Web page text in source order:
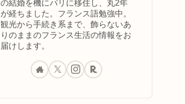
の結婚を機にパリに移住し、丸2年
が経ちました。フランス語勉強中。
観光から手続き系まで、飾らないあ
りのままのフランス生活の情報をお
届けします。